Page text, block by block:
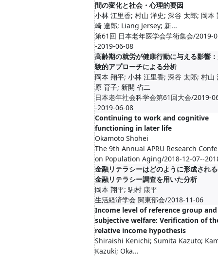
間の変化と社会・心理的要因
小林 江里香; 村山 洋史; 深谷 太郎; 岡本
崎 達郎; Liang Jersey; 新...
第61回 日本老年医学会学術集会/2019-
-2019-06-08
高齢期の就労が健康行動に与える影響
験的アプローチによる分析
岡本 翔平; 小林 江里香; 深谷 太郎; 村山
原 育子; 新開 省二
日本老年社会科学会第61回大会/2019-
-2019-06-08
Continuing to work and cognitive
functioning in later life
Okamoto Shohei
The 9th Annual APRU Research
on Population Aging/2018-12-07--
金融リテラシーはどのように形成され
金融リテラシー調査を用いた分析
岡本 翔平; 駒村 康平
生活経済学会 関東部会/2018-11-06
Income level of reference group and
subjective welfare: Verification of
relative income hypothesis
Shiraishi Kenichi; Sumita Kazuto;
Kazuki; Oka...